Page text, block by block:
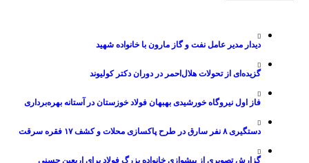
دیدار مدیر عامل نفت و گاز مارون با خانواده شهید
گزیده‌ای از تحولات هلال‌احمر در دوران دکتر کولیوند
فاز اول نیروگاه خورشیدی بهبهان فولاد خوزستان در آستانه بهره‌برداری
گزارش تصویری از پیشوازی خانواده بزرگ فولاد برای اربعین حسنی